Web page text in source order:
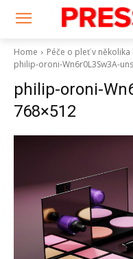
Home
Péče o pleť v
philip-oroni-Wn6r0L3Sw3A-
philip-oroni-
768×512